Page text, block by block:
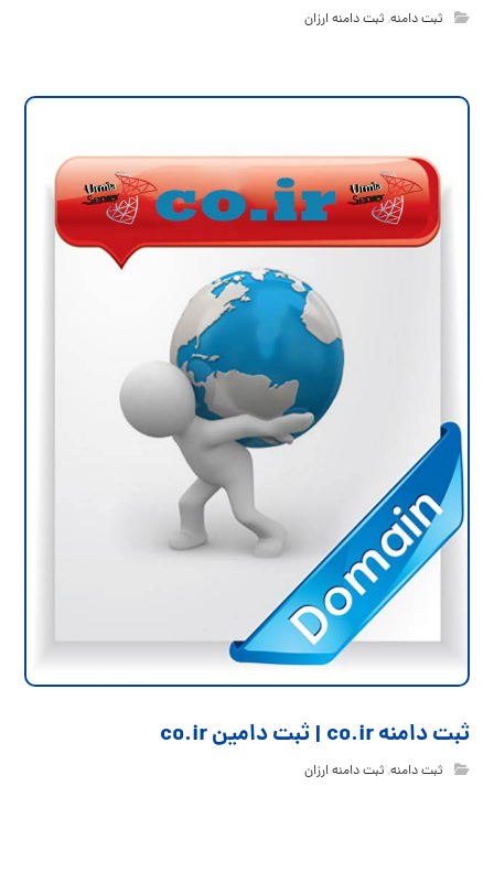
ثبت دامنه, ثبت دامنه ارزان
ثبت دامنه co.ir | ثبت دامین co.ir
ثبت دامنه, ثبت دامنه ارزان